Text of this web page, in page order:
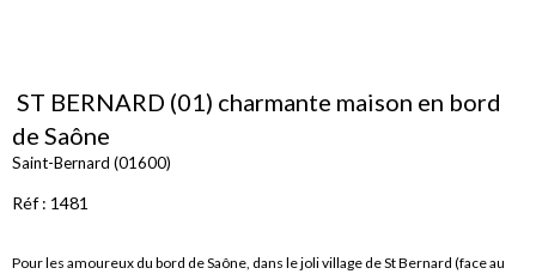
ST BERNARD (01) charmante maison en bord
de Saône
Saint-Bernard (01600)
Réf : 1481
Pour les amoureux du bord de Saône, dans le joli village de St Bernard (face au